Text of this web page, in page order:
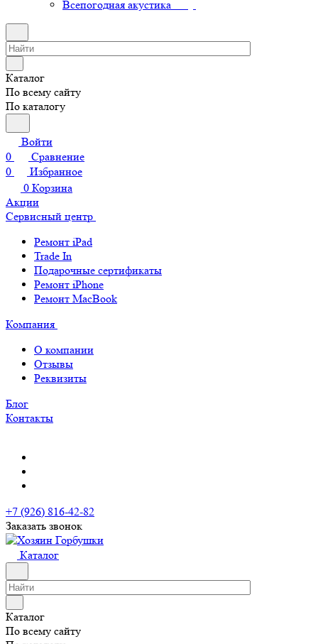
Всепогодная акустика
Каталог
По всему сайту
По каталогу
Войти
0
Сравнение
0
Избранное
0 Корзина
Акции
Сервисный центр
Ремонт iPad
Trade In
Подарочные сертификаты
Ремонт iPhone
Ремонт MacBook
Компания
О компании
Отзывы
Реквизиты
Блог
Контакты
+7 (926) 816-42-82
Заказать звонок
Каталог
Каталог
По всему сайту